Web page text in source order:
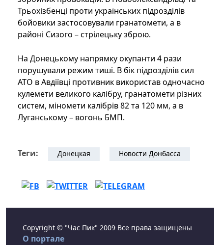
Трьохізбенці проти українських підрозділів
бойовики застосовували гранатомети, а в
районі Сизого – стрілецьку зброю.
На Донецькому напрямку окупанти 4 рази
порушували режим тиші. В бік підрозділів сил
АТО в Авдіївці противник використав одночасно
кулемети великого калібру, гранатомети різних
систем, міномети калібрів 82 та 120 мм, а в
Луганському – вогонь БМП.
Теги: Донецкая Новости Донбасса
Copyright © "Час Пик" 2009 Все права защищены
О портале